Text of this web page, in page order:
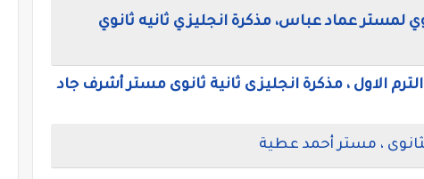
لمستر عماد عباس، مذكرة انجليزي ثانيه ثانوي
الاول ، مذكرة انجليزى ثانية ثانوى مستر أشرف جاد
، مستر أحمد عطية